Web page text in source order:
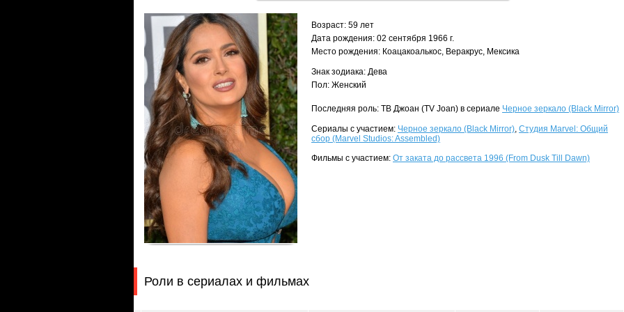
Возраст: 59 лет
Дата рождения: 02 сентября 1966 г.
Место рождения: Коацакоалькос, Веракрус, Мексика
Знак зодиака: Дева
Пол: Женский
Последняя роль: ТВ Джоан (TV Joan) в сериале Черное зеркало (Black Mirror)
Сериалы с участием: Черное зеркало (Black Mirror), Студия Marvel: Общий
сбор (Marvel Studios: Assembled)
Фильмы с участием: От заката до рассвета 1996 (From Dusk Till Dawn)
Роли в сериалах и фильмах